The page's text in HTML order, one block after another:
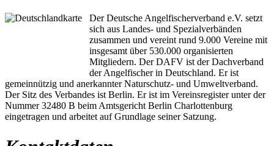
Der Deutsche Angelfischerverband e.V. setzt
sich aus Landes- und Spezialverbänden
zusammen und vereint rund 9.000 Vereine mit
insgesamt über 530.000 organisierten
Mitgliedern. Der DAFV ist der Dachverband
der Angelfischer in Deutschland. Er ist
gemeinnützig und anerkannter Naturschutz- und Umweltverband.
Der Sitz des Verbandes ist Berlin. Er ist im Vereinsregister unter der
Nummer 32480 B beim Amtsgericht Berlin Charlottenburg
eingetragen und arbeitet auf Grundlage seiner Satzung.